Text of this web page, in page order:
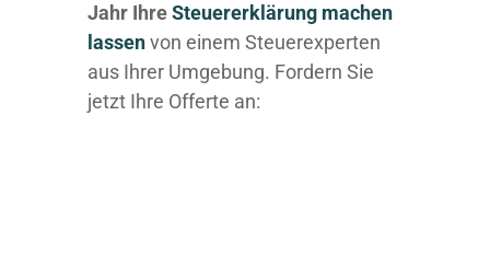
Jahr IhreSteuererklärung machen
lassenvon einem Steuerexperten
aus Ihrer Umgebung. Fordern Sie
jetzt Ihre Offerte an: